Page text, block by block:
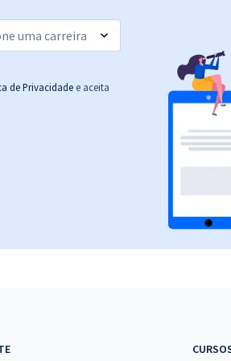
R$ 354,24à vista
29,52
(-20%)
ou 12x deR$39,99
de Privacidade e aceita